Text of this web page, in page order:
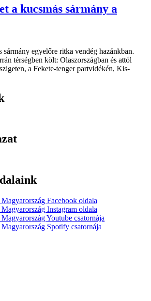
a kucsmás sármány a
sármány egyelőre ritka vendég hazánkban.
térségben költ: Olaszországban és attól
a Fekete-tenger partvidékén, Kis-